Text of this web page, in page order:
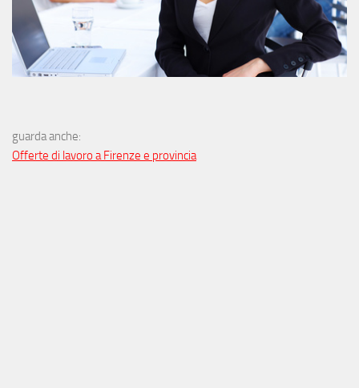
guarda anche:
Offerte di lavoro a Firenze e provincia